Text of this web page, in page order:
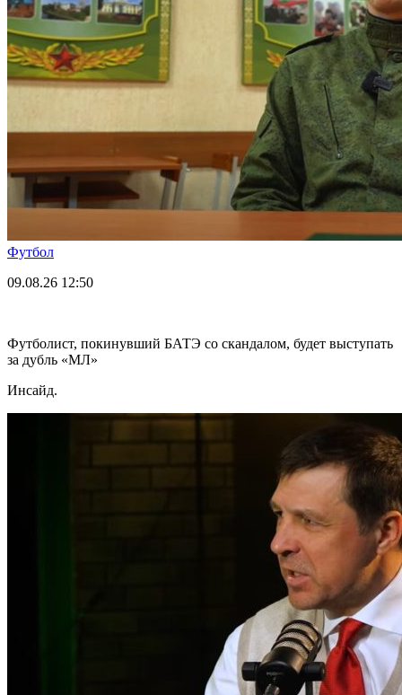
Футбол
09.08.26 12:50
Футболист, покинувший БАТЭ со скандалом, будет выступать
за дубль «МЛ»
Инсайд.